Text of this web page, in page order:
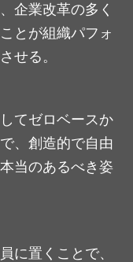
企業改革の多く
とが組織パフォ
せる。
てゼロベースか
、創造的で自由
当のあるべき姿
に置くことで、